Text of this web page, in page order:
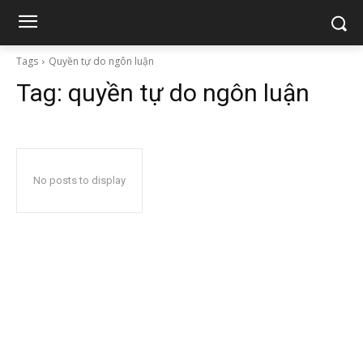
Tags Quyền tự do ngôn luận
Tag: quyền tự do ngôn luận
No posts to display